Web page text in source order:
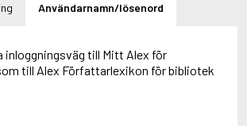
Användarnamn/lösenord
inloggningsväg till Mitt Alex för
till Alex Författarlexikon för bibliotek